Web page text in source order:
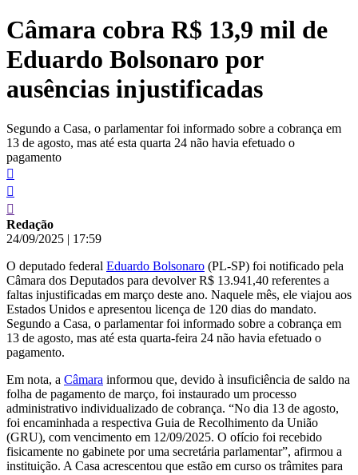
conteúdo
Câmara cobra R$ 13,9 mil de
Eduardo Bolsonaro por
ausências injustificadas
Segundo a Casa, o parlamentar foi informado sobre a cobrança em
13 de agosto, mas até esta quarta 24 não havia efetuado o
pagamento
Redação
24/09/2025 | 17:59
O deputado federal Eduardo Bolsonaro (PL-SP) foi notificado pela
Câmara dos Deputados para devolver R$ 13.941,40 referentes a
faltas injustificadas em março deste ano. Naquele mês, ele viajou aos
Estados Unidos e apresentou licença de 120 dias do mandato.
Segundo a Casa, o parlamentar foi informado sobre a cobrança em
13 de agosto, mas até esta quarta-feira 24 não havia efetuado o
pagamento.
Em nota, a Câmara informou que, devido à insuficiência de saldo na
folha de pagamento de março, foi instaurado um processo
administrativo individualizado de cobrança. “No dia 13 de agosto,
foi encaminhada a respectiva Guia de Recolhimento da União
(GRU), com vencimento em 12/09/2025. O ofício foi recebido
fisicamente no gabinete por uma secretária parlamentar”, afirmou a
instituição. A Casa acrescentou que estão em curso os trâmites para